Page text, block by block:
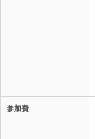
参加費